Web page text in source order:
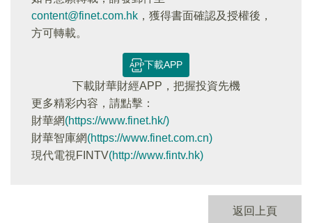
content@finet.com.hk ，獲得書面確認及授權後，
方可轉載。
下載APP
下載財華財經APP，把握投資先機
更多精彩内容，請點擊：
財華網(https://www.finet.hk/)
財華智庫網(https://www.finet.com.cn)
現代電視FINTV(http://www.fintv.hk)
返回上頁